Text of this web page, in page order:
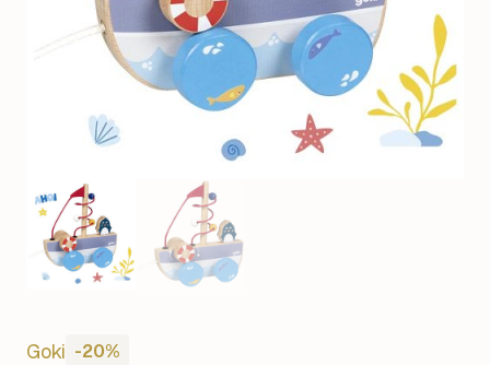
Goki -20%